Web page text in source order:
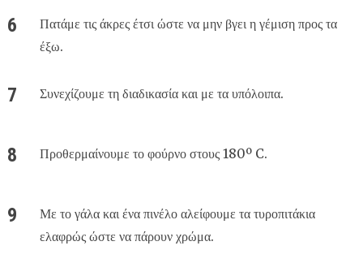
Πατάμε τις άκρες έτσι ώστε να μην βγει η γέμιση προς τα
έξω.
Συνεχίζουμε τη διαδικασία και με τα υπόλοιπα.
Προθερμαίνουμε το φούρνο στους 180º C.
Με το γάλα και ένα πινέλο αλείφουμε τα τυροπιτάκια
ελαφρώς ώστε να πάρουν χρώμα.